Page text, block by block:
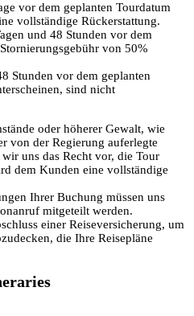
vor dem geplanten Tourdatum
vollständige Rückerstattung.
und 48 Stunden vor dem
von 50%
Stunden vor dem geplanten
sind nicht
oder höherer Gewalt, wie
von der Regierung auferlegte
uns das Recht vor, die Tour
dem Kunden eine vollständige
Ihrer Buchung müssen uns
mitgeteilt werden.
einer Reiseversicherung, um
die Ihre Reisepläne